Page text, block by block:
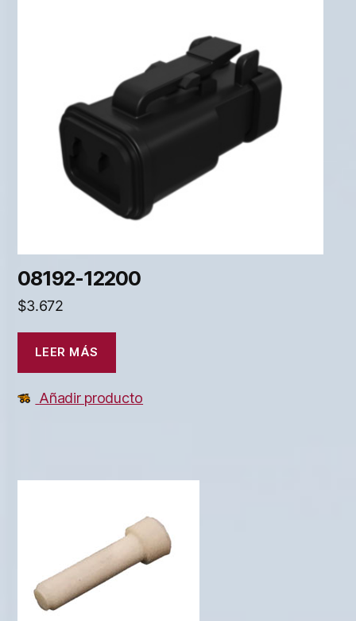
08192-12200
$3.672
LEER MÁS
Añadir producto